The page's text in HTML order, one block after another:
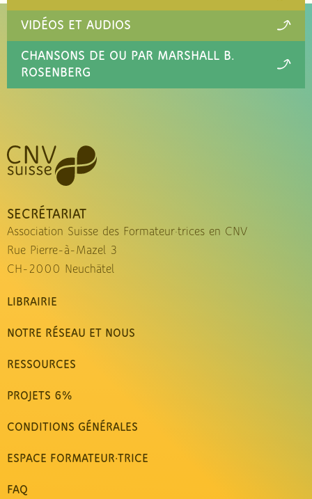
VIDÉOS ET AUDIOS
CHANSONS DE OU PAR MARSHALL B.
ROSENBERG
SECRÉTARIAT
Association Suisse des Formateur·trices en CNV
Rue Pierre-à-Mazel 3
CH-2000 Neuchâtel
LIBRAIRIE
NOTRE RÉSEAU ET NOUS
RESSOURCES
PROJETS 6%
CONDITIONS GÉNÉRALES
ESPACE FORMATEUR·TRICE
FAQ